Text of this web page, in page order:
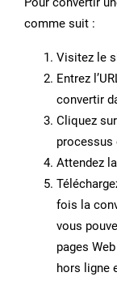
comme suit :
Visitez le
Entrez
convertir
Cliquez
processus
Attendez
fois la
vous
pages
hors ligne